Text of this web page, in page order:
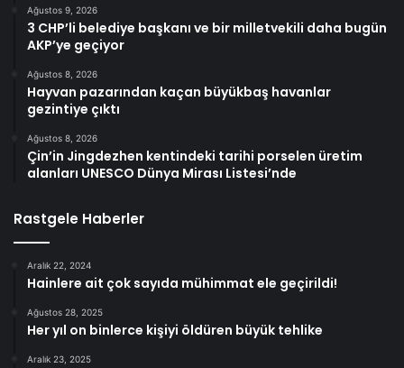
Ağustos 9, 2026
3 CHP’li belediye başkanı ve bir milletvekili daha bugün
AKP’ye geçiyor
Ağustos 8, 2026
Hayvan pazarından kaçan büyükbaş havanlar
gezintiye çıktı
Ağustos 8, 2026
Çin’in Jingdezhen kentindeki tarihi porselen üretim
alanları UNESCO Dünya Mirası Listesi’nde
Rastgele Haberler
Aralık 22, 2024
Hainlere ait çok sayıda mühimmat ele geçirildi!
Ağustos 28, 2025
Her yıl on binlerce kişiyi öldüren büyük tehlike
Aralık 23, 2025